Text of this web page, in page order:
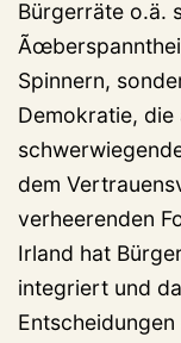
Bürgerräte o.ä.
Spinnern,
Demokratie,
dem
verheerenden
Irland hat
integriert und